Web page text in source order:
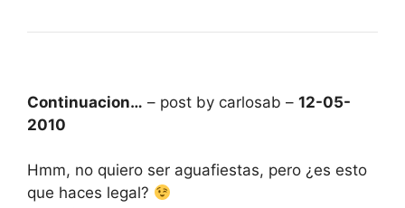
Continuacion… – post by carlosab – 12-05-
2010
Hmm, no quiero ser aguafiestas, pero ¿es esto
que haces legal?